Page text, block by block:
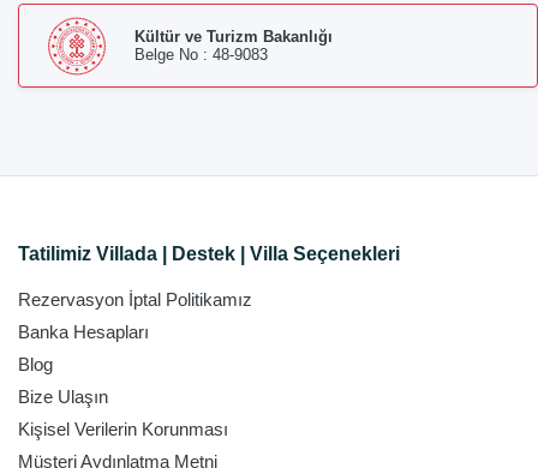
Kültür ve Turizm Bakanlığı
Belge No : 48-9083
Tatilimiz Villada | Destek | Villa Seçenekleri
Rezervasyon İptal Politikamız
Banka Hesapları
Blog
Bize Ulaşın
Kişisel Verilerin Korunması
Müşteri Aydınlatma Metni